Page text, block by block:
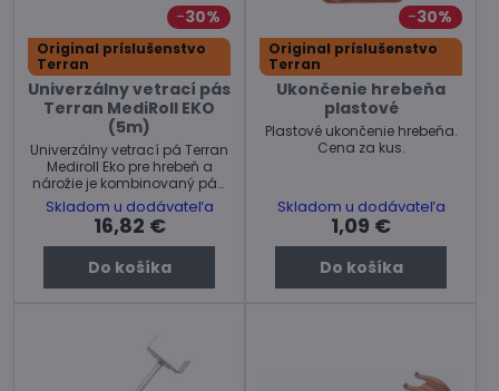
30%
Original príslušenstvo
Terran
Univerzálny vetrací pás
Terran MediRoll EKO
(5m)
Univerzálny vetrací pá Terran
Mediroll Eko pre hrebeň a
nárožie je kombinovaný pás,
v strede tvorený pevnou
tkaninou pre zabeprečenie
prievzdušnosti a hliníkových
okrajov.
Skladom u dodávateľa
16,82 €
Do košíka
30%
Original príslušenstvo
Terran
Ukončenie hrebeňa
plastové
Plastové ukončenie hrebeňa.
Cena za kus.
Skladom u dodávateľa
1,09 €
Do košíka